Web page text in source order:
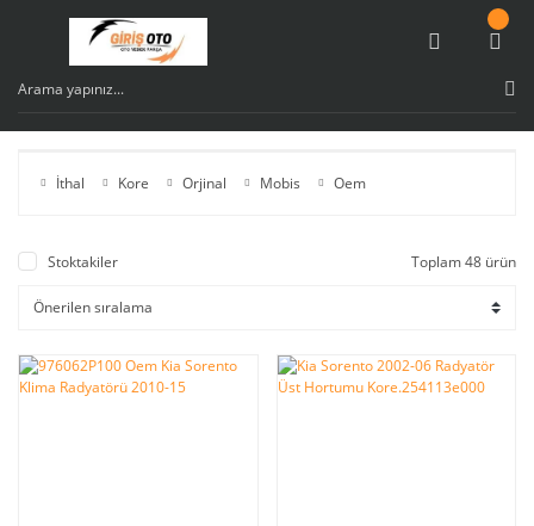
İthal Kore Orjinal Mobis Oem
Stoktakiler Toplam 48 ürün